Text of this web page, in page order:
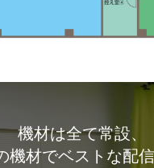
機材は全て常設、
機材でベストな配